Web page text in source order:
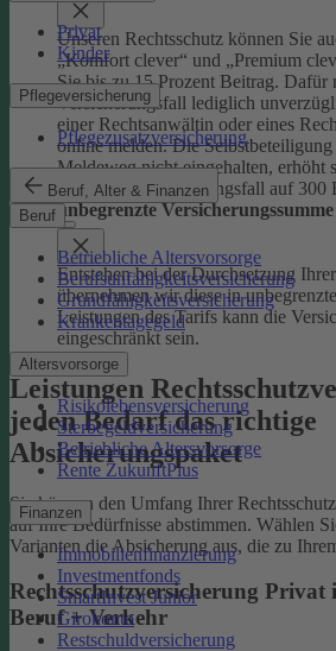
Privat
Kinder
Pflegeversicherung
Pflegezusatzversicherung
Beruf, Alter & Finanzen
Beruf
Betriebliche Altersvorsorge
Berufsunfähigkeitsversicherung
Grundfähigkeitsversicherung
Krankentagegeld
Altersvorsorge
Risikolebensversicherung
Sterbegeldversicherung
Betriebliche Altersvorsorge
Rente ZukunftPlus
Finanzen
Immobilienfinanzierung
Investmentfonds
SmartInvest Junior
Girokonto
Restschuldversicherung
Unseren Rechtsschutz können Sie
„Komfort clever“ und „Premium
Sie bis zu 15 Prozent Beitrag. Dafür
Versicherungsfall lediglich
einer Rechtsanwältin oder eines
online melden. Die
Meldeweg nicht eingehalten, erhöht
für diesen Versicherungsfall auf 300
unbegrenzte Versicherungssumme
Entstehen bei der Durchsetzung
übernehmen wir diese in
Leistungen des Tarifs kann die
eingeschränkt sein.
Leistungen
jeden Bedarf das richtige
Absicherungspaket
Sie können den Umfang Ihrer
auf Ihre Bedürfnisse abstimmen. Wählen
Varianten die Absicherung aus, die zu
Rechtsschutzversicherung
Beruf + Verkehr